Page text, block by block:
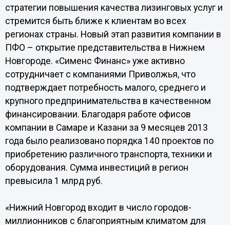
стратегии повышения качества лизинговых услуг и
стремится быть ближе к клиентам во всех
регионах страны. Новый этап развития компании в
ПФО – открытие представительства в Нижнем
Новгороде. «Сименс Финанс» уже активно
сотрудничает с компаниями Приволжья, что
подтверждает потребность малого, среднего и
крупного предпринимательства в качественном
финансировании. Благодаря работе офисов
компании в Самаре и Казани за 9 месяцев 2013
года было реализовано порядка 140 проектов по
приобретению различного транспорта, техники и
оборудования. Сумма инвестиций в регион
превысила 1 млрд руб.
«Нижний Новгород входит в число городов-
миллионников с благоприятным климатом для